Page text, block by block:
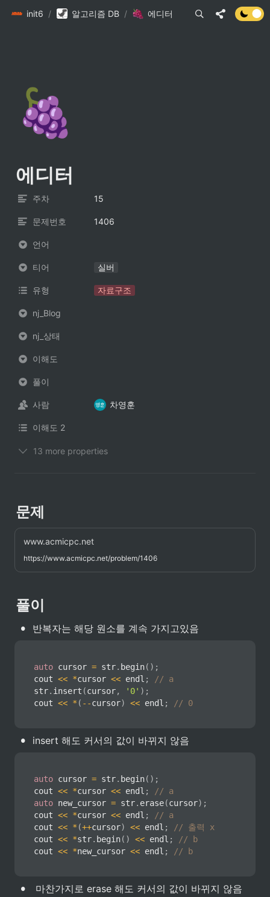
init6 / 알고리즘 DB / 에디터
🍇
에디터
주차 15
문제번호 1406
언어
티어 실버
유형 자료구조
nj_Blog
nj_상태
이해도
풀이
사람 차영훈
이해도 2
13 more properties
문제
www.acmicpc.net
https://www.acmicpc.net/problem/1406
풀이
• 반복자는 해당 원소를 계속 가지고있음
auto cursor = str. begin( ) ;
cout << *cursor << endl ;
// a
str. insert (cursor, '0' ) ;
cout << * ( --cursor) << endl ; // 0
• insert 해도 커서의 값이 바뀌지 않음
auto cursor = str. begin( ) ;
cout << *cursor << endl ;
// a
auto new_cursor = str. erase(cursor) ;
cout << *cursor << endl ;
// a
cout << * (++cursor) << endl ;
// 출력 x
cout << *str. begin( ) << endl ;
// b
cout << *new_cursor << endl ; // b
• 마찬가지로 erase 해도 커서의 값이 바뀌지 않음